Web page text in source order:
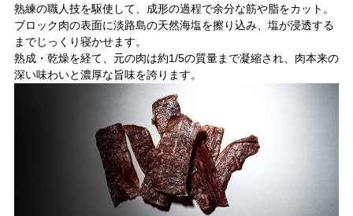
熟練の職人技を駆使して、成形の過程で余分な筋や脂をカット。
ブロック肉の表面に淡路島の天然海塩を擦り込み、塩が浸透する
までじっくり寝かせます。
熟成・乾燥を経て、元の肉は約1/5の質量まで凝縮され、肉本来の
深い味わいと濃厚な旨味を誇ります。